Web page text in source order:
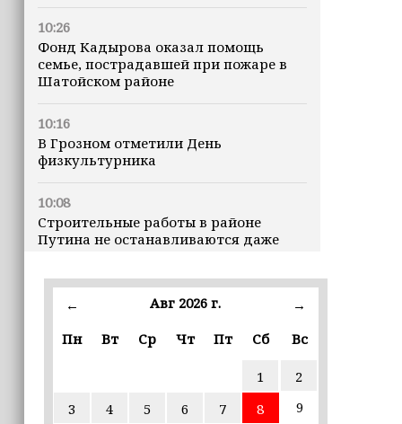
10:26
Фонд Кадырова оказал помощь
семье, пострадавшей при пожаре в
Шатойском районе
10:16
В Грозном отметили День
физкультурника
10:08
Строительные работы в районе
Путина не останавливаются даже
марта
В пяти школах столицы обновляют
инфраструктуру по госпрограмме
← Авг 2026 г.
→
Пн
Вт Ср Чт Пт Сб Вс
1
2
3
4 5 6 7 8
9